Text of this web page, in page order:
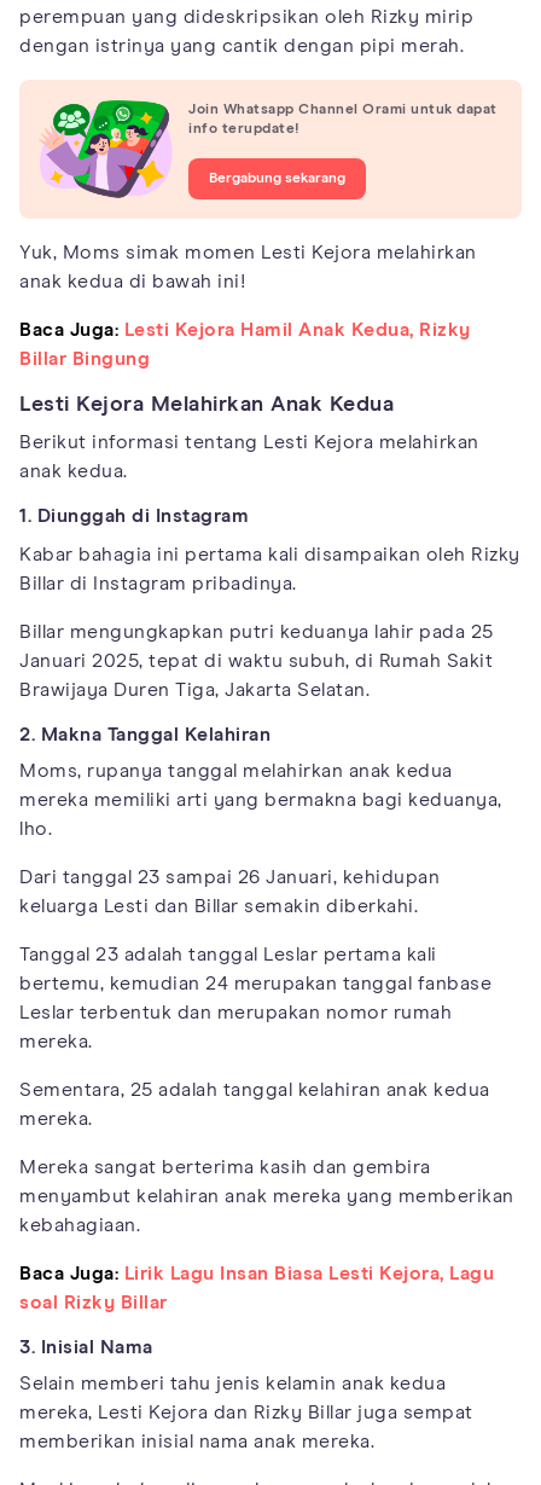
perempuan yang dideskripsikan oleh Rizky mirip
dengan istrinya yang cantik dengan pipi merah.
Join Whatsapp Channel Orami untuk dapat
info terupdate!
Bergabung sekarang
Yuk, Moms simak momen Lesti Kejora melahirkan
anak kedua di bawah ini!
Baca Juga: Lesti Kejora Hamil Anak Kedua, Rizky
Billar Bingung
Lesti Kejora Melahirkan Anak Kedua
Berikut informasi tentang Lesti Kejora melahirkan
anak kedua.
1. Diunggah di Instagram
Kabar bahagia ini pertama kali disampaikan oleh Rizky
Billar di Instagram pribadinya.
Billar mengungkapkan putri keduanya lahir pada 25
Januari 2025, tepat di waktu subuh, di Rumah Sakit
Brawijaya Duren Tiga, Jakarta Selatan.
2. Makna Tanggal Kelahiran
Moms, rupanya tanggal melahirkan anak kedua
mereka memiliki arti yang bermakna bagi keduanya,
lho.
Dari tanggal 23 sampai 26 Januari, kehidupan
keluarga Lesti dan Billar semakin diberkahi.
Tanggal 23 adalah tanggal Leslar pertama kali
bertemu, kemudian 24 merupakan tanggal fanbase
Leslar terbentuk dan merupakan nomor rumah
mereka.
Sementara, 25 adalah tanggal kelahiran anak kedua
mereka.
Mereka sangat berterima kasih dan gembira
menyambut kelahiran anak mereka yang memberikan
kebahagiaan.
Baca Juga: Lirik Lagu Insan Biasa Lesti Kejora, Lagu
soal Rizky Billar
3. Inisial Nama
Selain memberi tahu jenis kelamin anak kedua
mereka, Lesti Kejora dan Rizky Billar juga sempat
memberikan inisial nama anak mereka.